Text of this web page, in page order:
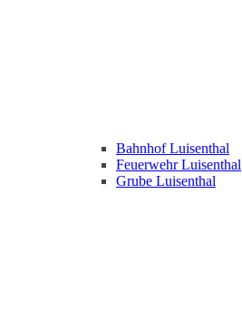
Bahnhof Luisenthal
Feuerwehr Luisenthal
Grube Luisenthal